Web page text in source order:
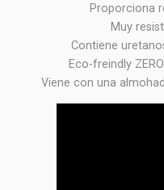
Proporciona
Muy
Contiene
Eco-freindly
Viene con una